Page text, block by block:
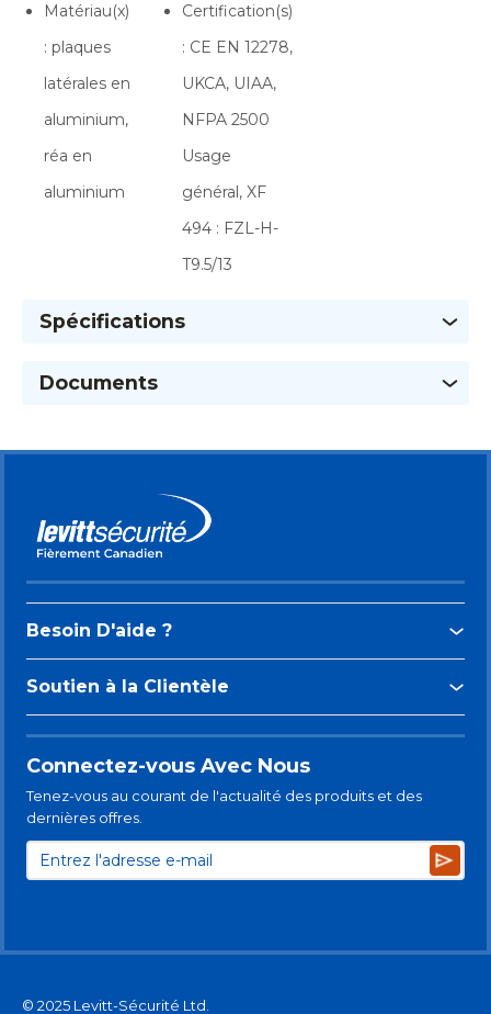
Matériau(x)
: plaques
latérales en
aluminium,
réa en
aluminium
Certification(s)
: CE EN 12278,
UKCA, UIAA,
NFPA 2500
Usage
général, XF
494 : FZL-H-
T9.5/13
Spécifications
Documents
Besoin D'aide ?
Soutien à la Clientèle
Connectez-vous Avec Nous
Tenez-vous au courant de l'actualité des produits et des
dernières offres.
© 2025 Levitt-Sécurité Ltd.